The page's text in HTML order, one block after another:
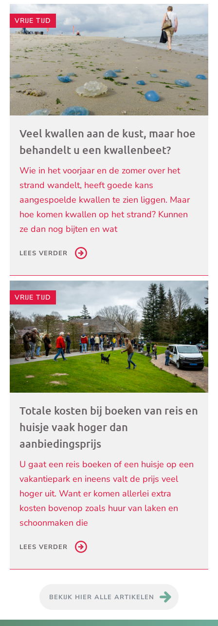
Andere
artikelen
VRIJE TIJD
Veel kwallen aan de kust, maar hoe
behandelt u een kwallenbeet?
Wie in het voorjaar en de zomer over het
strand wandelt, heeft goede kans
aangespoelde kwallen te zien liggen. Maar
hoe komen kwallen op het strand? Kunnen
ze dan nog bijten en wat
LEES VERDER
VRIJE TIJD
Totale kosten bij boeken van reis en
huisje vaak hoger dan
aanbiedingsprijs
U gaat een reis boeken of een huisje op een
vakantiepark en ineens valt de prijs veel
hoger uit. Want er komen allerlei extra
kosten bovenop zoals huur van laken en
schoonmaken die
LEES VERDER
BEKIJK HIER ALLE ARTIKELEN